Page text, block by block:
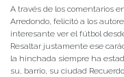
A través de los comentarios
Arredondo, felicitó a los
interesante ver el fútbol
Resaltar justamente ese
la hinchada siempre ha
su, barrio, su ciudad